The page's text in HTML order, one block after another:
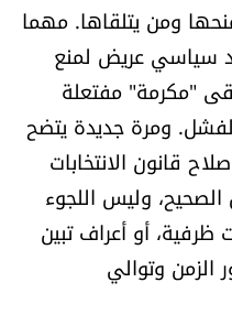
ومن يتلقاها. مهما
سياسي عريض لمنع
"مكرمة" مفتعلة
ومرة جديدة يتضح
قانون الانتخابات
الصحيح، وليس اللجوء
ظرفية، أو أعراف تبين
الزمن وتوالي